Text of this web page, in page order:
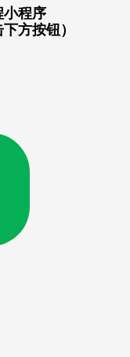
小程序
方按钮）